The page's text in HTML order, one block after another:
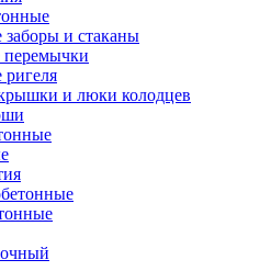
и стаканы
перемычки
ригеля
и люки колодцев